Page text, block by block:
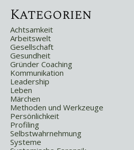
Kategorien
Achtsamkeit
Arbeitswelt
Gesellschaft
Gesundheit
Gründer Coaching
Kommunikation
Leadership
Leben
Märchen
Methoden und Werkzeuge
Persönlichkeit
Profiling
Selbstwahrnehmung
Systeme